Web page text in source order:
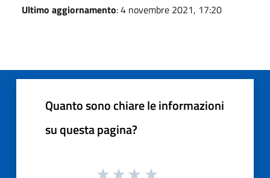
Ultimo aggiornamento: 4 novembre 2021, 17:20
Quanto sono chiare le informazioni
su questa pagina?